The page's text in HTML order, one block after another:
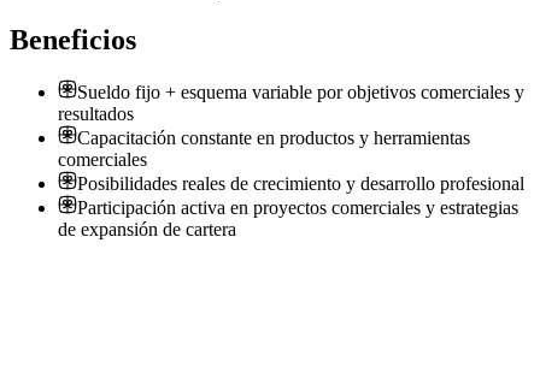
Beneficios
Sueldo fijo + esquema variable por objetivos comerciales y
resultados
Capacitación constante en productos y herramientas
comerciales
Posibilidades reales de crecimiento y desarrollo profesional
Participación activa en proyectos comerciales y estrategias
de expansión de cartera